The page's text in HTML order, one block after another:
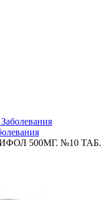
500МГ. №10 ТАБ.